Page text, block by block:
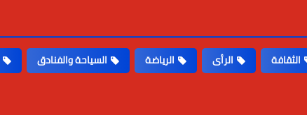
الثقافة الرأى الرياضة السياحة والفنادق